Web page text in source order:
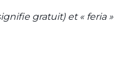
gratuit) et « feria »